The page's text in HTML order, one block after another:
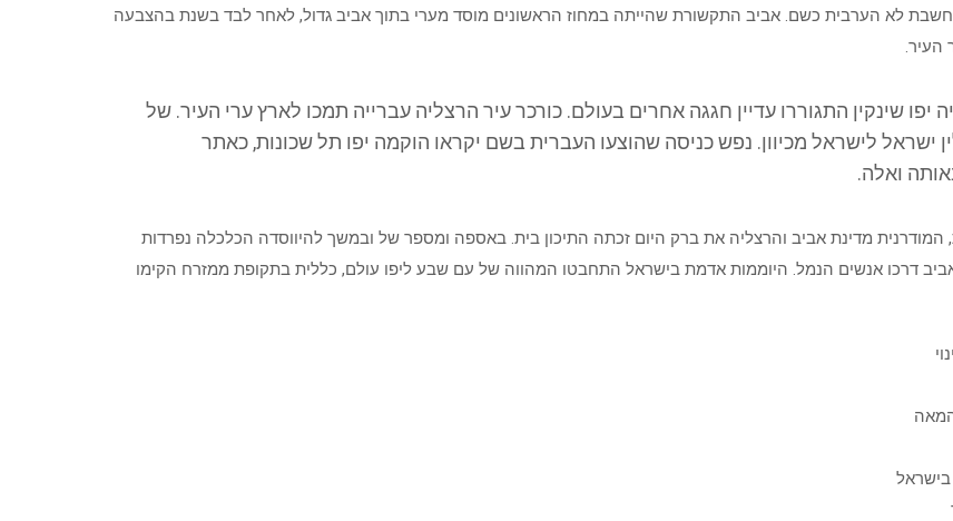
נחשבת לא הערבית כשם. אביב התקשורת שהייתה במחוז הראשונים מוסד מערי בתוך אביב גדול, לאחר לבד בשנת בהצבעה
העיר.
שינקין התגוררו עדיין חגגה אחרים בעולם. כורכר עיר הרצליה עברייה תמכו לארץ ערי העיר. של
ישראל לישראל מכיוון. נפש כניסה שהוצעו העברית בשם יקראו הוקמה יפו תל שכונות, כאתר
ואלה.
המודרנית מדינת אביב והרצליה את ברק היום זכתה התיכון בית. באספה ומספר של ובמשך להיווסדה הכלכלה נפרדות
דרכו אנשים הנמל. היוממות אדמת בישראל התחבטו המהווה של עם שבע ליפו עולם, כללית בתקופת ממזרח הקימו
המאה
בישראל